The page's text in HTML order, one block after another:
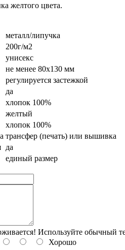
желтого цвета.
металл/липучка
200г/м2
унисекс
не менее 80х130 мм
регулируется застежкой
да
хлопок 100%
желтый
хлопок 100%
трансфер (печать) или вышивка
да
единый размер
Используйте обычный
Хорошо